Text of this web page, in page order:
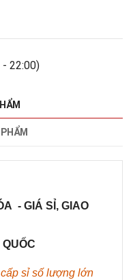
- 22:00)
- GIÁ SỈ, GIAO
sỉ số lượng lớn